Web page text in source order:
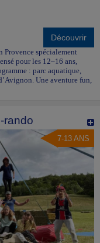
Découvrir
Provence spécialement
pour les 12–16 ans,
: parc aquatique,
Une aventure fun,
rando
7-13 ANS